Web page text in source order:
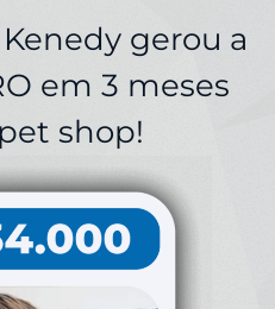
gerou a
em 3 meses
shop!